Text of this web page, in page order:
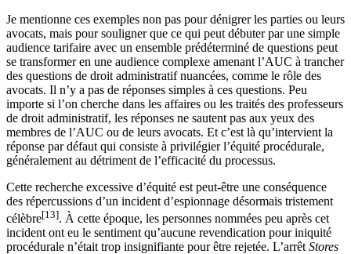
Je mentionne ces exemples non pas pour dénigrer les parties ou leurs
avocats, mais pour souligner que ce qui peut débuter par une simple
audience tarifaire avec un ensemble prédéterminé de questions peut
se transformer en une audience complexe amenant l’AUC à trancher
des questions de droit administratif nuancées, comme le rôle des
avocats. Il n’y a pas de réponses simples à ces questions. Peu
importe si l’on cherche dans les affaires ou les traités des professeurs
de droit administratif, les réponses ne sautent pas aux yeux des
membres de l’AUC ou de leurs avocats. Et c’est là qu’intervient la
réponse par défaut qui consiste à privilégier l’équité procédurale,
généralement au détriment de l’efficacité du processus.
Cette recherche excessive d’équité est peut-être une conséquence
des répercussions d’un incident d’espionnage désormais tristement
célèbre[13]. À cette époque, les personnes nommées peu après cet
incident ont eu le sentiment qu’aucune revendication pour iniquité
procédurale n’était trop insignifiante pour être rejetée. L’arrêt Stores